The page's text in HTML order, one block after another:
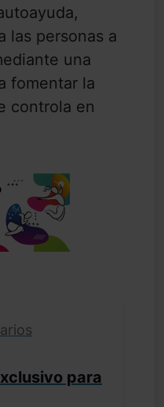
las personas a
una
fomentar la
controla en
para